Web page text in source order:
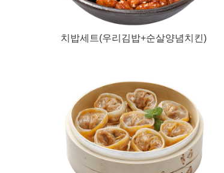
치밥세트(우리김밥+순살양념치킨)